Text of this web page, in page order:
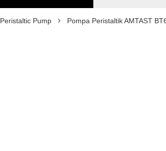
Peristaltic Pump Pompa Peristaltik AMTAST